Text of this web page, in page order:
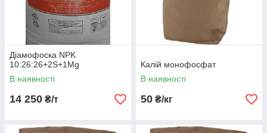
Діамофоска NPK
10:26:26+2S+1Mg
В наявності
14 250 ₴/т
Калій монофосфат
В наявності
50 ₴/кг